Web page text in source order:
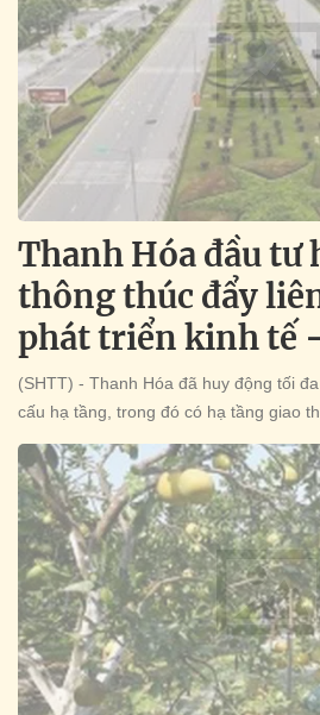
Thanh Hóa đầu tư
thông thúc đẩy
phát triển kinh tế
(SHTT) - Thanh Hóa đã huy động tối
cấu hạ tầng, trong đó có hạ tầng giao
hiện đại, gia tăng lực hấp dẫn, tạo
hội phát triển.